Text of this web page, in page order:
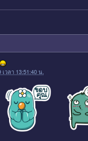
วลา 13:51:40 น.